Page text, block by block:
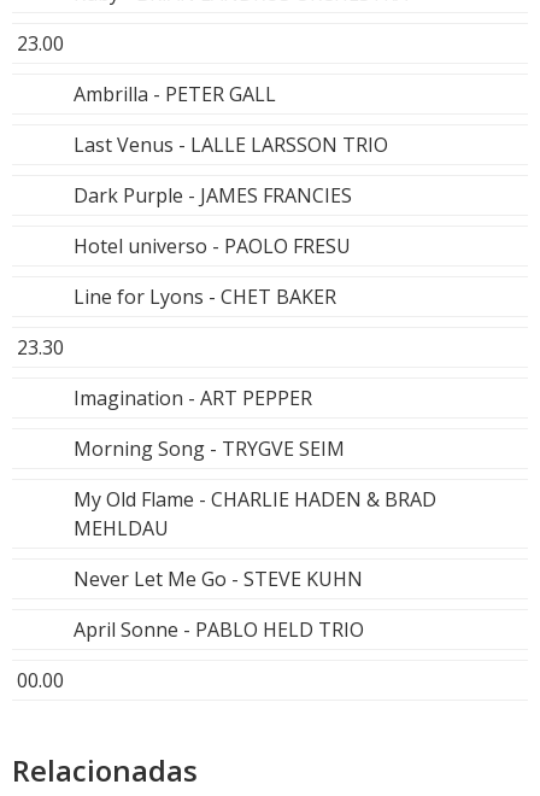
23.00
Ambrilla - PETER GALL
Last Venus - LALLE LARSSON TRIO
Dark Purple - JAMES FRANCIES
Hotel universo - PAOLO FRESU
Line for Lyons - CHET BAKER
23.30
Imagination - ART PEPPER
Morning Song - TRYGVE SEIM
My Old Flame - CHARLIE HADEN & BRAD
MEHLDAU
Never Let Me Go - STEVE KUHN
April Sonne - PABLO HELD TRIO
00.00
Relacionadas